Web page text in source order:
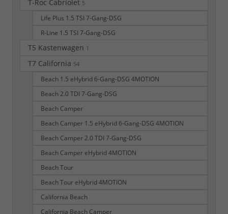
T-Roc Cabriolet 5
Life Plus 1.5 TSI 7-Gang-DSG
R-Line 1.5 TSI 7-Gang-DSG
T5 Kastenwagen 1
T7 California 54
Beach 1.5 eHybrid 6-Gang-DSG 4MOTION
Beach 2.0 TDI 7-Gang-DSG
Beach Camper
Beach Camper 1.5 eHybrid 6-Gang-DSG 4MOTION
Beach Camper 2.0 TDI 7-Gang-DSG
Beach Camper eHybrid 4MOTION
Beach Tour
Beach Tour eHybrid 4MOTION
California Beach
California Beach Camper